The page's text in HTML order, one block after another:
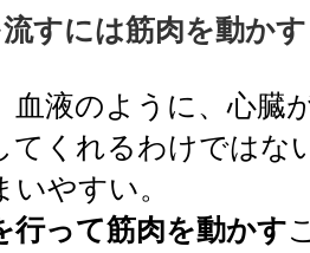
すには筋肉を動か
血液のように、心臓
てくれるわけではな
やすい。
行って筋肉を動かす